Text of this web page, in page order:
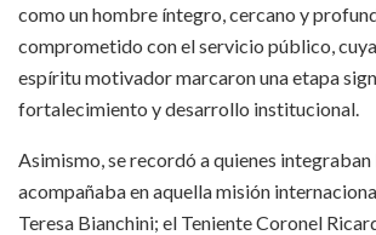
como un hombre íntegro, cercano y
comprometido con el servicio público,
espíritu motivador marcaron una etapa
fortalecimiento y desarrollo institucional.
Asimismo, se recordó a quienes
acompañaba en aquella misión
Teresa Bianchini; el Teniente Coronel